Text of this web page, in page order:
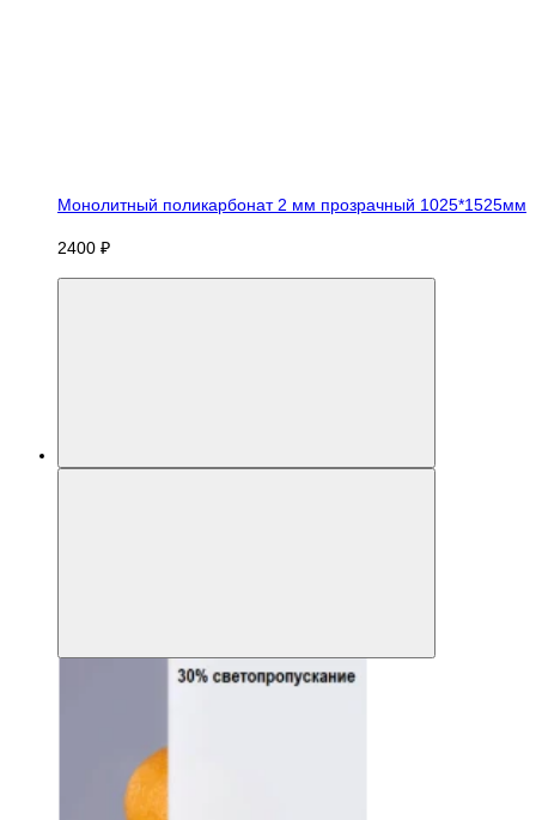
Монолитный поликарбонат 2 мм прозрачный 1025*1525мм
2400 ₽